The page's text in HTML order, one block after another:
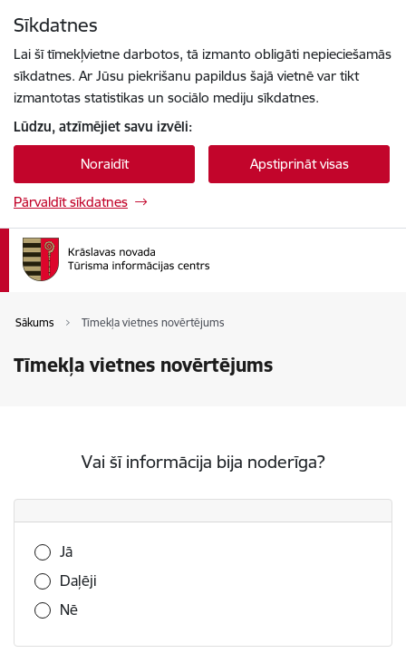
Sīkdatnes
Lai šī tīmekļvietne darbotos, tā izmanto obligāti nepieciešamās
sīkdatnes. Ar Jūsu piekrišanu papildus šajā vietnē var tikt
izmantotas statistikas un sociālo mediju sīkdatnes.
Lūdzu, atzīmējiet savu izvēli:
Noraidīt Apstiprināt visas
Pārvaldīt sīkdatnes
Sākums Tīmekļa vietnes novērtējums
Tīmekļa vietnes novērtējums
Vai šī informācija bija noderīga?
Vai šī informācija bija noderīga?
Jā
Daļēji
Nē